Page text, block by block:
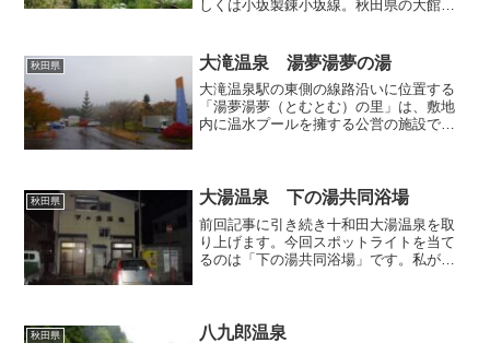
しくは小坂製錬小坂線。秋田県の大館と
めに敷設され、そのついでに旅客営業も
行なっていたが、旅客の方...
秋田県 大滝温泉 湯夢湯夢の湯
大滝温泉駅の東側の線路沿いに位置する
「湯夢湯夢（とむとむ）の里」は、敷地
内に温水プールを擁する公営の施設で、
コンクリ打ちっぱなしの外観...
秋田県 大湯温泉 下の湯共同浴場
前回記事に引き続き十和田大湯温泉を取
り上げます。今回スポットライトを当て
るのは「下の湯共同浴場」です。私が訪
るようであり、先客は...
秋田県 八九郎温泉